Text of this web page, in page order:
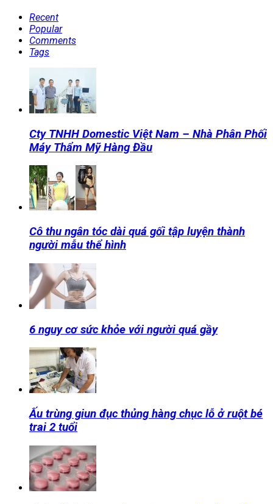
Recent
Popular
Comments
Tags
Cty TNHH Domestic Việt Nam – Nhà Phân Phối
Máy Thẩm Mỹ Hàng Đầu
Cô thu ngân tóc dài quá gối tập luyện thành
người mẫu thể hình
6 nguy cơ sức khỏe với người quá gầy
Ấu trùng giun đục thủng hàng chục lỗ ở ruột bé
trai 2 tuổi